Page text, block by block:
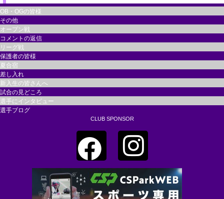
OB・OGの皆様
その他
オープン戦
コメントの返信
リーグ戦
保護者の皆様
夏合宿
差し入れ
新入生の皆さんへ
試合の見どころ
選手にインタビュー
選手ブログ
CLUB SPONSOR